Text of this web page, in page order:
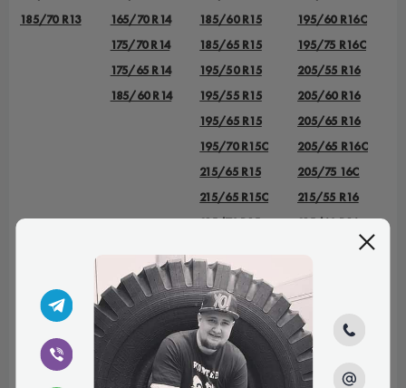
185/70 R13
165/70 R14
175/70 R14
175/65 R14
185/60 R14
185/60 R15
185/65 R15
195/50 R15
195/55 R15
195/65 R15
195/70 R15C
215/65 R15
215/65 R15C
215/70 R15
225/70 R15C
235/75 R15
195/60 R16C
195/75 R16C
205/55 R16
205/60 R16
205/65 R16
205/65 R16C
205/75 16C
215/55 R16
215/60 R16
215/70 R16
225/55 R16
225/70 R16
225/75 R16